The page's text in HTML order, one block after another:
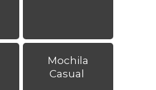
Mochila
Casual